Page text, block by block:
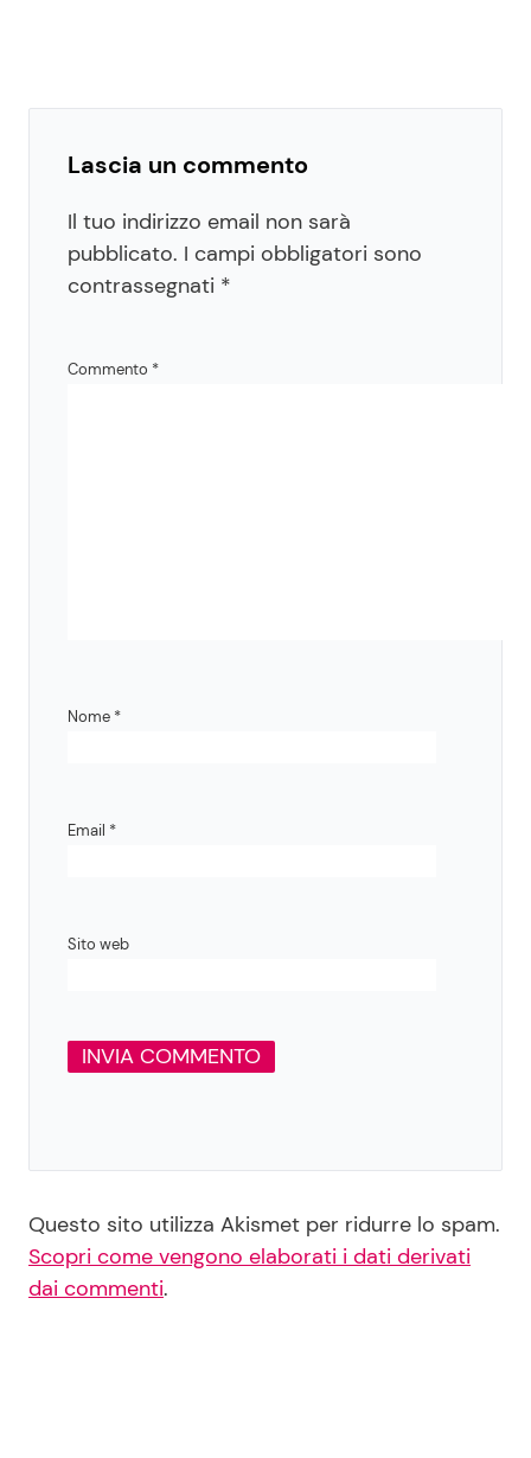
Lascia un commento
Il tuo indirizzo email non sarà
pubblicato. I campi obbligatori sono
contrassegnati *
Commento *
Nome *
Email *
Sito web
Questo sito utilizza Akismet per ridurre lo spam.
Scopri come vengono elaborati i dati derivati
dai commenti.